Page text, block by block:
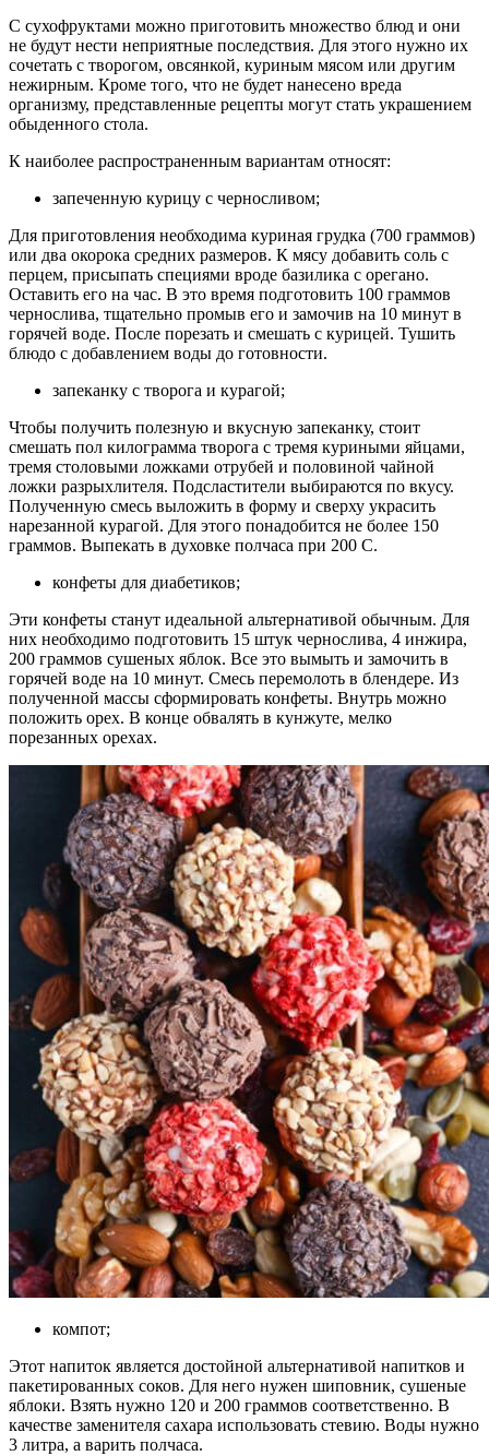
С сухофруктами можно приготовить множество блюд и они
не будут нести неприятные последствия. Для этого нужно их
сочетать с творогом, овсянкой, куриным мясом или другим
нежирным. Кроме того, что не будет нанесено вреда
организму, представленные рецепты могут стать украшением
обыденного стола.
К наиболее распространенным вариантам относят:
запеченную курицу с черносливом;
Для приготовления необходима куриная грудка (700 граммов)
или два окорока средних размеров. К мясу добавить соль с
перцем, присыпать специями вроде базилика с орегано.
Оставить его на час. В это время подготовить 100 граммов
чернослива, тщательно промыв его и замочив на 10 минут в
горячей воде. После порезать и смешать с курицей. Тушить
блюдо с добавлением воды до готовности.
запеканку с творога и курагой;
Чтобы получить полезную и вкусную запеканку, стоит
смешать пол килограмма творога с тремя куриными яйцами,
тремя столовыми ложками отрубей и половиной чайной
ложки разрыхлителя. Подсластители выбираются по вкусу.
Полученную смесь выложить в форму и сверху украсить
нарезанной курагой. Для этого понадобится не более 150
граммов. Выпекать в духовке полчаса при 200 С.
конфеты для диабетиков;
Эти конфеты станут идеальной альтернативой обычным. Для
них необходимо подготовить 15 штук чернослива, 4 инжира,
200 граммов сушеных яблок. Все это вымыть и замочить в
горячей воде на 10 минут. Смесь перемолоть в блендере. Из
полученной массы сформировать конфеты. Внутрь можно
положить орех. В конце обвалять в кунжуте, мелко
порезанных орехах.
компот;
Этот напиток является достойной альтернативой напитков и
пакетированных соков. Для него нужен шиповник, сушеные
яблоки. Взять нужно 120 и 200 граммов соответственно. В
качестве заменителя сахара использовать стевию. Воды нужно
3 литра, а варить полчаса.